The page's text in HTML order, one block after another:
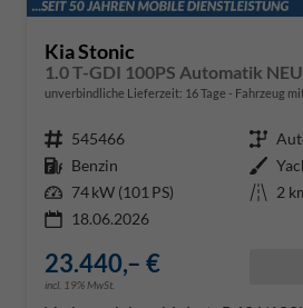
Kia Stonic
unverbindliche Lieferzeit: 16 Tage Fahrzeug
Fahrzeugnr. 545466 Getriebe
Kraftstoff Benzin Außenfarbe
Leistung 74 kW (101 PS) Kilometerstand 2
18.06.2026
23.440,– €
incl. 19% MwSt.